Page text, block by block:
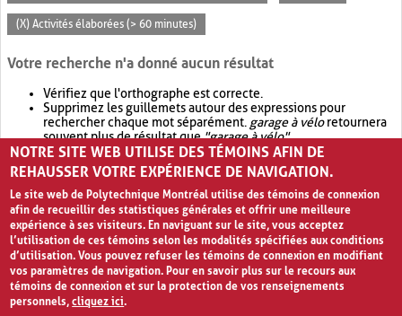
(X) Activités élaborées (> 60 minutes)
Votre recherche n'a donné aucun résultat
Vérifiez que l'orthographe est correcte.
Supprimez les guillemets autour des expressions pour
rechercher chaque mot séparément. garage à véloretournera
souvent plus de résultat que"garage à vélo".
Envisagez d'élargir votre recherche avec OR.garage OR vélo
retournera souvent plus de résultat quegarage à vélo
NOTRE SITE WEB UTILISE DES TÉMOINS AFIN DE
REHAUSSER VOTRE EXPÉRIENCE DE NAVIGATION.
Le site web de Polytechnique Montréal utilise des témoins de connexion
afin de recueillir des statistiques générales et offrir une meilleure
expérience à ses visiteurs. En naviguant sur le site, vous acceptez
l’utilisation de ces témoins selon les modalités spécifiées aux conditions
d’utilisation. Vous pouvez refuser les témoins de connexion en modifiant
vos paramètres de navigation. Pour en savoir plus sur le recours aux
témoins de connexion et sur la protection de vos renseignements
personnels,cliquez ici.